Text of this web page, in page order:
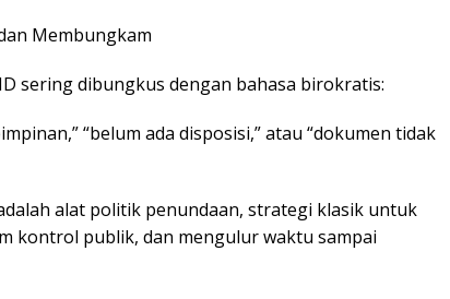
Membungkam
sering dibungkus dengan bahasa birokratis:
“belum ada disposisi,” atau “dokumen tidak
alat politik penundaan, strategi klasik untuk
kontrol publik, dan mengulur waktu sampai